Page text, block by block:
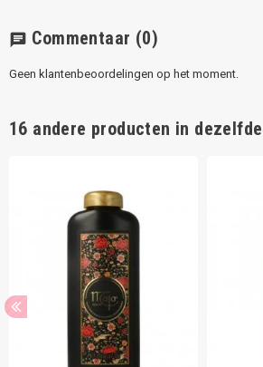
chat Commentaar (0)
Geen klantenbeoordelingen op het moment.
16 andere producten in